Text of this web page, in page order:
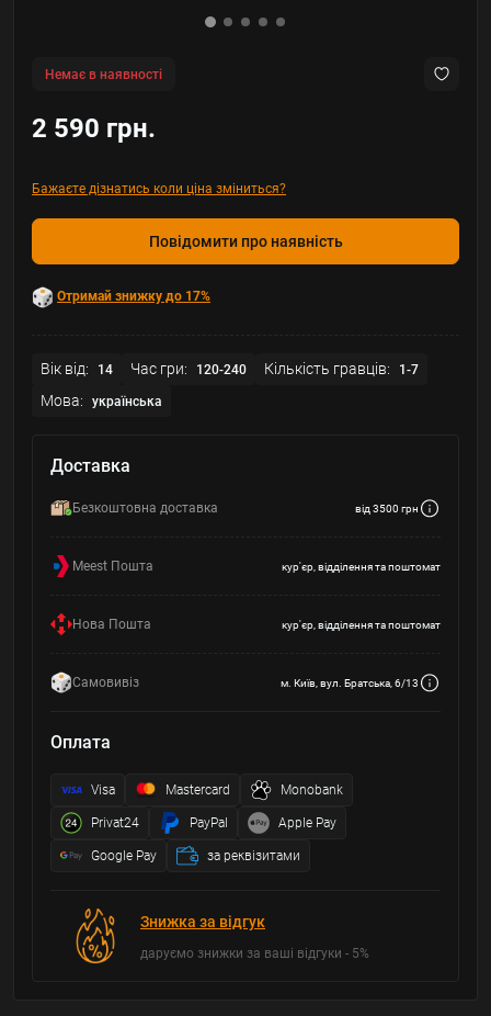
Немає в наявності
2 590 грн.
Бажаєте дізнатись коли ціна зміниться?
Повідомити про наявність
Отримай знижку до 17%
Вік від: 14 Час гри: 120-240 Кількість гравців: 1-7
Мова: українська
Доставка
Безкоштовна доставка від 3500 грн
Meest Пошта кур'єр, відділення та поштомат
Нова Пошта кур'єр, відділення та поштомат
Самовивіз м. Київ, вул. Братська, 6/13
Оплата
Visa Mastercard Monobank
Privat24 PayPal Apple Pay
Google Pay за реквізитами
Знижка за відгук
даруємо знижки за ваші відгуки - 5%